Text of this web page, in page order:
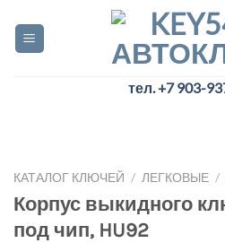
content
тел. +7 903-
КАТАЛОГ КЛЮЧЕЙ / ЛЕГКОВЫЕ /
Корпус выкидного
под чип, HU92